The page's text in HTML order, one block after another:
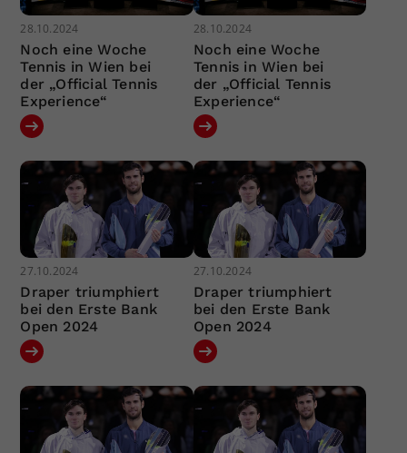
28.10.2024
Noch eine Woche
Tennis in Wien bei
der „Official Tennis
Experience“
28.10.2024
Noch eine Woche
Tennis in Wien bei
der „Official Tennis
Experience“
27.10.2024
Draper triumphiert
bei den Erste Bank
Open 2024
27.10.2024
Draper triumphiert
bei den Erste Bank
Open 2024